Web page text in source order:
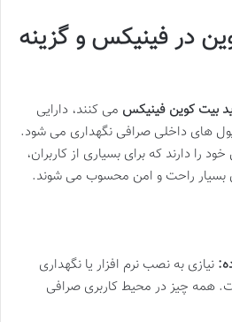
در فینیکس و گزینه
بیت کوین فینیکس می کنند، دارایی
های داخلی صرافی نگهداری می شود.
را دارند که برای بسیاری از کاربران،
بسیار راحت و امن محسوب می شوند.
نیازی به نصب نرم افزار یا نگهداری
همه چیز در محیط کاربری صرافی